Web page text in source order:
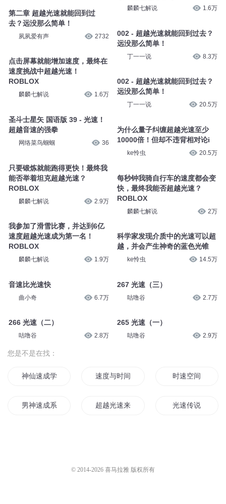
第二章 超越光速就能回到过
去？远没那么简单！
夙夙爱有声 2732
点击屏幕就能增加速度，最终在
速度挑战中超越光速！
ROBLOX
麟麟七解说 1.6万
圣斗士星矢 国语版 39 - 光速！
超越音速的强拳
网络菜鸟蝈蝈 36
只要锻炼就能跑得更快！最终我
能否举着坦克超越光速？
ROBLOX
麟麟七解说 2.9万
我参加了滑雪比赛，并达到6亿
速度超越光速成为第一名！
ROBLOX
麟麟七解说 1.9万
音速比光速快
曲小奇 6.7万
266 光速（二）
咕噜谷 2.8万
麟麟七解说 1.6万
002 - 超越光速就能回到过去？
远没那么简单！
丁一一说 8.3万
002 - 超越光速就能回到过去？
远没那么简单！
丁一一说 20.5万
为什么量子纠缠超越光速至少
10000倍！但却不违背相对论i
ke怜虫 20.5万
每秒钟我骑自行车的速度都会变
快，最终我能否超越光速？
ROBLOX
麟麟七解说 2万
科学家发现介质中的光速可以超
越，并会产生神奇的蓝色光锥
ke怜虫 14.5万
267 光速（三）
咕噜谷 2.7万
265 光速（一）
咕噜谷 2.9万
您是不是在找：
神仙速成学院 速度与时间 时速空间
男神速成系统 超越光速来爱你 光速传说
© 2014-2026 喜马拉雅 版权所有